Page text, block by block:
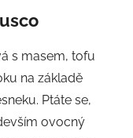
s masem, tofu
na základě
Ptáte se,
ovocný